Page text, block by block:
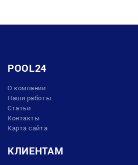
POOL24
О компании
Наши работы
Статьи
Контакты
Карта сайта
КЛИЕНТАМ